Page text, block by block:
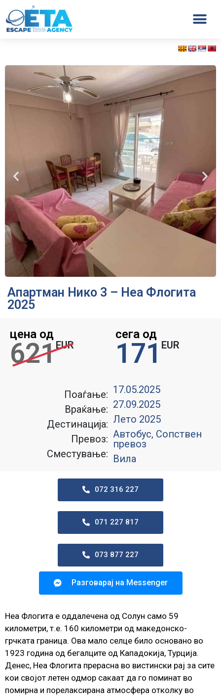
Апартман Нико 3 – Неа Флогита
2025
цена од
621EUR
сега од
171 EUR
Поаѓање:
Враќање:
Дестинација:
Превоз:
Сместување:
17.05.2025
27.09.2025
Лето 2025
Автобус, Сопствен
превоз
Вила
072 316 227
071 227 817
073 877 227
Разговарај на Messenger
Неа Флогита е оддалечена од Солун само 59
километри, т.е. 160 километри од македонско-
грчката граница. Ова мало селце било основано во
1923 година од бегалците од Кападокија, Турција.
Денес, Неа Флогита прерасна во вистински рај за сите
кои својот летен одмор сакаат да го поминат во
помирна и порелаксирана атмосфера отколку во